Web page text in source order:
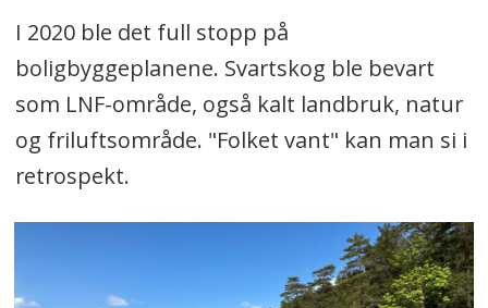
I 2020 ble det full stopp på
boligbyggeplanene. Svartskog ble bevart
som LNF-område, også kalt landbruk, natur
og friluftsområde. "Folket vant" kan man si i
retrospekt.